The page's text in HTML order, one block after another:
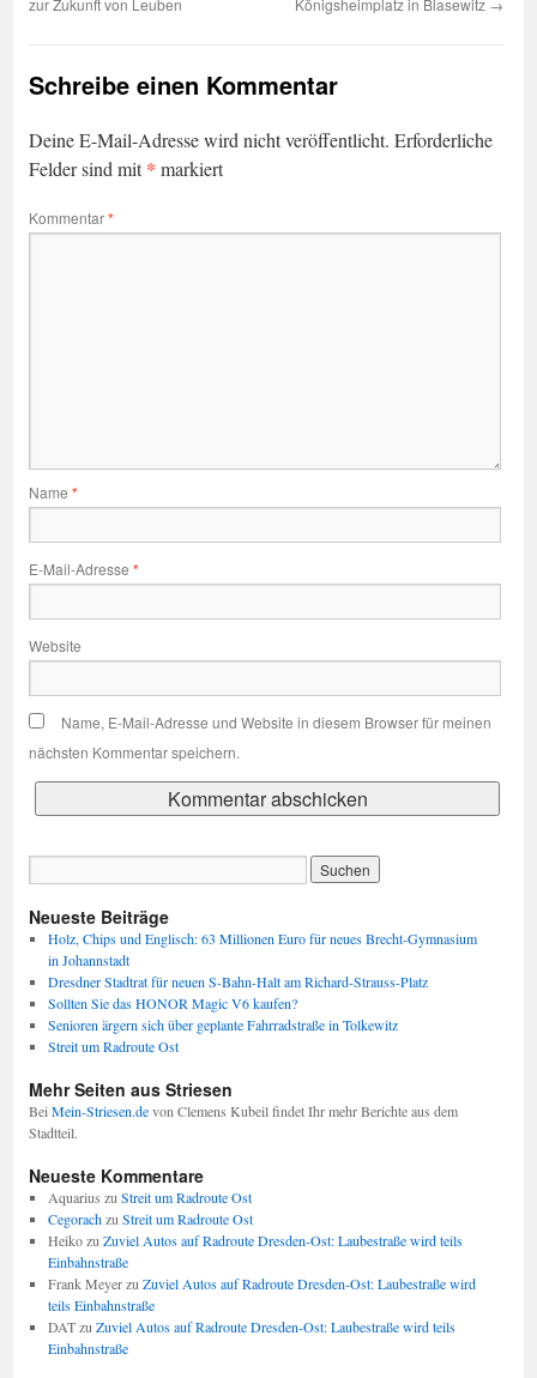
zur Zukunft von Leuben Königsheimplatz in Blasewitz →
Schreibe einen Kommentar
Deine E-Mail-Adresse wird nicht veröffentlicht. Erforderliche
Felder sind mit* markiert
Kommentar*
Name *
E-Mail-Adresse *
Website
Name, E-Mail-Adresse und Website in diesem Browser für meinen
nächsten Kommentar speichern.
Neueste Beiträge
Holz, Chips und Englisch: 63 Millionen Euro für neues Brecht-Gymnasium
in Johannstadt
Dresdner Stadtrat für neuen S-Bahn-Halt am Richard-Strauss-Platz
Sollten Sie das HONOR Magic V6 kaufen?
Senioren ärgern sich über geplante Fahrradstraße in Tolkewitz
Streit um Radroute Ost
Mehr Seiten aus Striesen
BeiMein-Striesen.devon Clemens Kubeil findet Ihr mehr Berichte aus dem
Stadtteil.
Neueste Kommentare
Aquarius zuStreit um Radroute Ost
CegorachzuStreit um Radroute Ost
HeikozuZuviel Autos auf Radroute Dresden-Ost: Laubestraße wird teils
Einbahnstraße
Frank MeyerzuZuviel Autos auf Radroute Dresden-Ost: Laubestraße wird
teils Einbahnstraße
DATzuZuviel Autos auf Radroute Dresden-Ost: Laubestraße wird teils
Einbahnstraße